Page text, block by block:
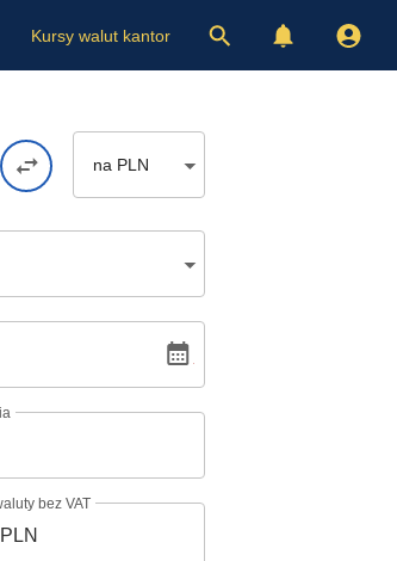
Kursy walut kantor
na PLN
bez VAT